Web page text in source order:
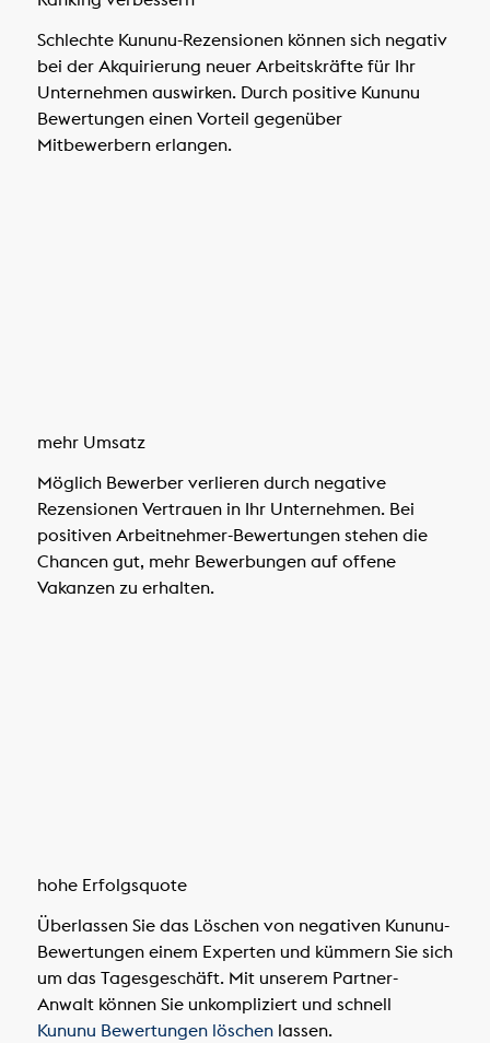
Schlechte Kununu-Rezensionen können sich negativ
bei der Akquirierung neuer Arbeitskräfte für Ihr
Unternehmen auswirken. Durch positive Kununu
Bewertungen einen Vorteil gegenüber
Mitbewerbern erlangen.
mehr Umsatz
Möglich Bewerber verlieren durch negative
Rezensionen Vertrauen in Ihr Unternehmen. Bei
positiven Arbeitnehmer-Bewertungen stehen die
Chancen gut, mehr Bewerbungen auf offene
Vakanzen zu erhalten.
hohe Erfolgsquote
Überlassen Sie das Löschen von negativen Kununu-
Bewertungen einem Experten und kümmern Sie sich
um das Tagesgeschäft. Mit unserem Partner-
Anwalt können Sie unkompliziert und schnell
Kununu Bewertungen löschenlassen.